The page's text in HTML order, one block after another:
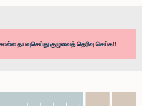
தயவுசெய்து குழுவைத் தெரிவு செய்க!!